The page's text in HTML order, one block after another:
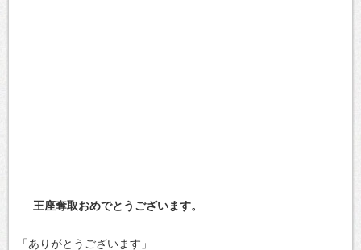
──王座奪取おめでとうございます。
「ありがとうございます」